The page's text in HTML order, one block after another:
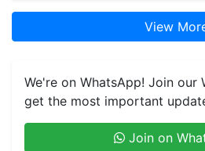
View
We're on WhatsApp! Join our
get the most important
Join on